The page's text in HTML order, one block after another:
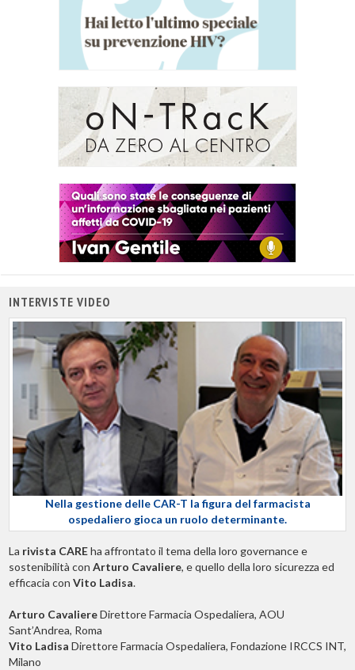
INTERVISTE VIDEO
Nella gestione delle CAR-T la figura del farmacista
ospedaliero gioca un ruolo determinante.
La rivista CAREha affrontato il tema della loro governance e
sostenibilità con Arturo Cavaliere, e quello della loro sicurezza ed
efficacia con Vito Ladisa.
Arturo CavaliereDirettore Farmacia Ospedaliera, AOU
Sant’Andrea, Roma
Vito Ladisa Direttore Farmacia Ospedaliera, Fondazione IRCCS INT,
Milano